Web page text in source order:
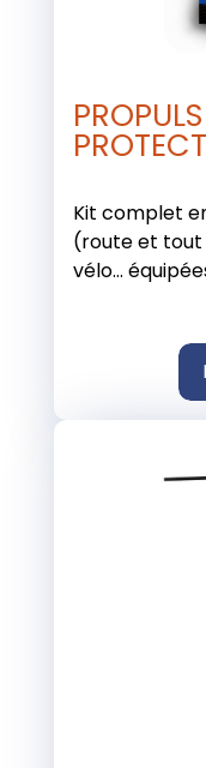
PROTECT
Kit complet
(route et tout
vélo…